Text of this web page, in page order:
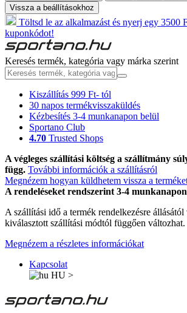
Vissza a beállításokhoz
Töltsd le az alkalmazást és nyerj egy 3500
kuponkódot!
Keresés termék, kategória vagy márka szerint
Kiszállítás 999 Ft- tól
30 napos termékvisszaküldés
Kézbesítés 3-4 munkanapon belül
Sportano Club
4.70 Trusted Shops
A végleges szállítási költség a szállítmány
függ. További információk a szállításról
Megnézem hogyan küldhetem vissza a
A rendeléseket rendszerint 3-4
A szállítási idő a termék rendelkezésre állásától
kiválasztott szállítási módtól függően változhat.
Megnézem a részletes információkat
Kapcsolat
HU >